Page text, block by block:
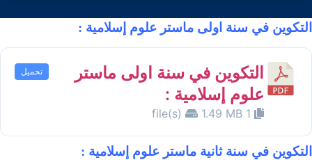
التكوين في سنة اولى ماستر علوم إسلامية :
التكوين في سنة اولى ماستر
علوم إسلامية :
1.49 MB
تحميل
التكوين في سنة ثانية ماستر علوم إسلامية :